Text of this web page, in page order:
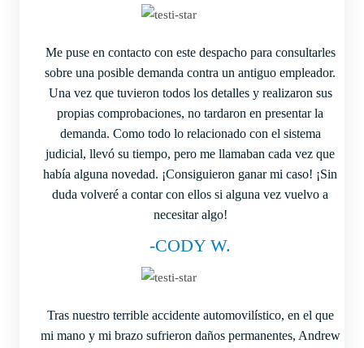
Me puse en contacto con este despacho para consultarles
sobre una posible demanda contra un antiguo empleador.
Una vez que tuvieron todos los detalles y realizaron sus
propias comprobaciones, no tardaron en presentar la
demanda. Como todo lo relacionado con el sistema
judicial, llevó su tiempo, pero me llamaban cada vez que
había alguna novedad. ¡Consiguieron ganar mi caso! ¡Sin
duda volveré a contar con ellos si alguna vez vuelvo a
necesitar algo!
-CODY W.
Tras nuestro terrible accidente automovilístico, en el que
mi mano y mi brazo sufrieron daños permanentes, Andrew